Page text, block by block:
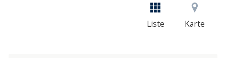
Liste Karte